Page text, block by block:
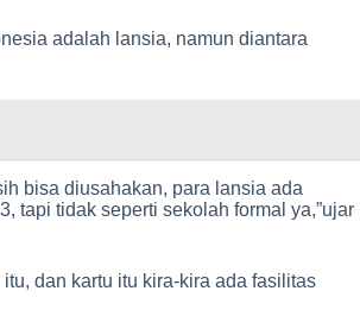
adalah lansia, namun diantara
bisa diusahakan, para lansia ada
tapi tidak seperti sekolah formal ya,”ujar
dan kartu itu kira-kira ada fasilitas